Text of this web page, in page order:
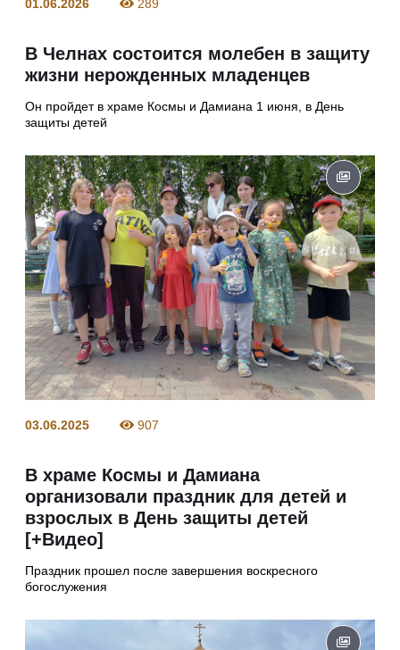
01.06.2026 289
В Челнах состоится молебен в защиту
жизни нерожденных младенцев
Он пройдет в храме Космы и Дамиана 1 июня, в День
защиты детей
03.06.2025 907
В храме Космы и Дамиана
организовали праздник для детей и
взрослых в День защиты детей
[+Видео]
Праздник прошел после завершения воскресного
богослужения